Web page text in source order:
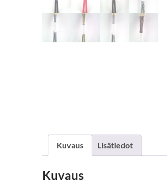
Kuvaus Lisätiedot
Kuvaus